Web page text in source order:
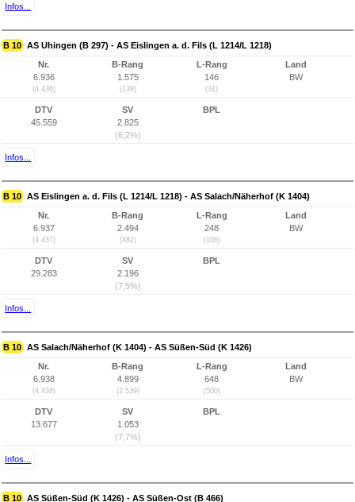
Infos...
B 10 AS Uhingen (B 297) - AS Eislingen a. d. Fils (L 1214/L 1218)
Nr.
6.936
(4.436)
B-Rang
1.575
(139)
L-Rang
146
(31)
Land
BW
DTV
45.559
SV
2.825
(6,2%)
BPL
Infos...
B 10 AS Eislingen a. d. Fils (L 1214/L 1218) - AS Salach/Näherhof (K 1404)
Nr.
6.937
(4.437)
B-Rang
2.494
(482)
L-Rang
248
(106)
Land
BW
DTV
29.283
SV
2.196
(7,5%)
BPL
Infos...
B 10 AS Salach/Näherhof (K 1404) - AS Süßen-Süd (K 1426)
Nr.
6.938
(4.438)
B-Rang
4.899
(2.539)
L-Rang
648
(500)
Land
BW
DTV
13.677
SV
1.053
(7,7%)
BPL
Infos...
B 10 AS Süßen-Süd (K 1426) - AS Süßen-Ost (B 466)